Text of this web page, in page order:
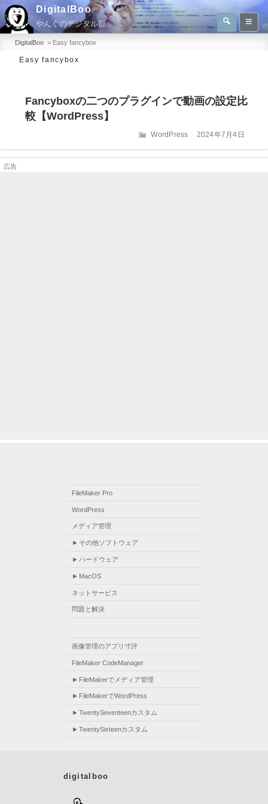
コ
ン
プ
DigitalBoo
やんぐのデジタル部
検
検
索
DigitalBoo > Easy fancybox
Easy fancybox
Fancyboxの二つのプラグインで動画の設定比
較【WordPress】
カ
ゴ
WordPress
投
日:
2024年7月4日
FileMaker Pro
WordPress
メディア管理
その他ソフトウェア
ハードウェア
MacOS
ネットサービス
問題と解決
画像管理のアプリ寸評
FileMaker CodeManager
FileMakerでメディア管理
FileMakerでWordPress
TwentySeventeenカスタム
TwentySixteenカスタム
digitalboo